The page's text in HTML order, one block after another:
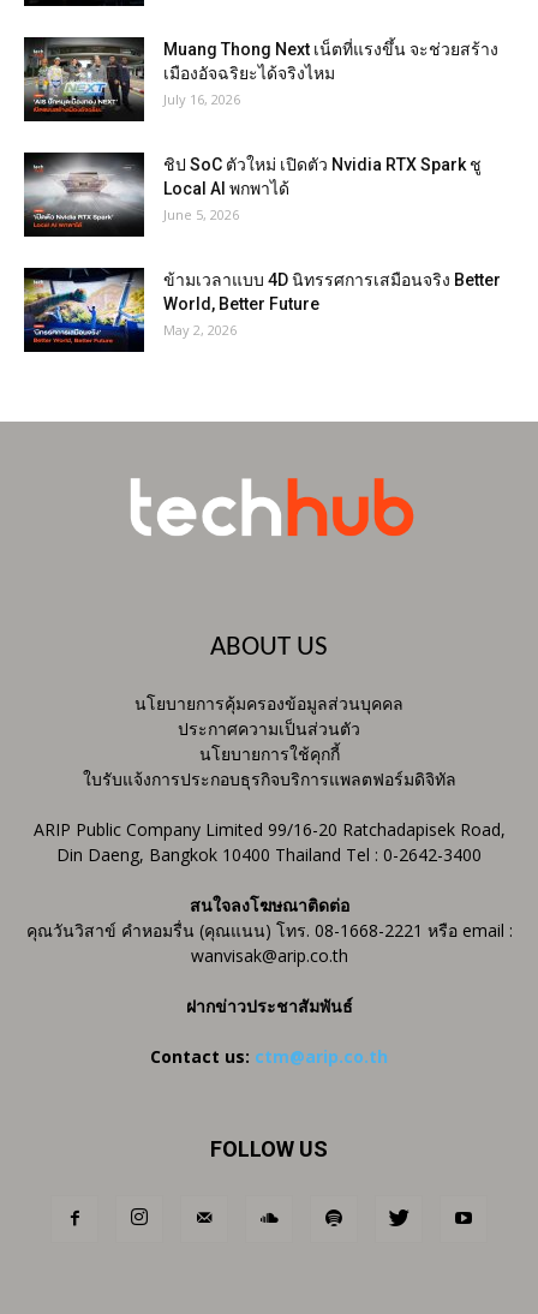
Muang Thong Next เน็ตที่แรงขึ้น จะช่วยสร้าง
เมืองอัจฉริยะได้จริงไหม
July 16, 2026
ชิป SoC ตัวใหม่ เปิดตัว Nvidia RTX Spark ชู
Local AI พกพาได้
June 5, 2026
ข้ามเวลาแบบ 4D นิทรรศการเสมือนจริง Better
World, Better Future
May 2, 2026
ABOUT US
นโยบายการคุ้มครองข้อมูลส่วนบุคคล
ประกาศความเป็นส่วนตัว
นโยบายการใช้คุกกี้
ใบรับแจ้งการประกอบธุรกิจบริการแพลตฟอร์มดิจิทัล
ARIP Public Company Limited 99/16-20 Ratchadapisek Road,
Din Daeng, Bangkok 10400 Thailand Tel : 0-2642-3400
สนใจลงโฆษณาติดต่อ
คุณวันวิสาข์ คำหอมรื่น (คุณแนน) โทร. 08-1668-2221 หรือ email :
wanvisak@arip.co.th
ฝากข่าวประชาสัมพันธ์
Contact us: ctm@arip.co.th
FOLLOW US